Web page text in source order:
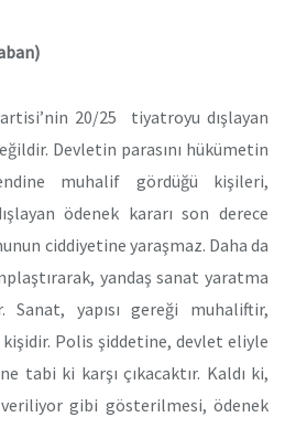
20/25 tiyatroyu dışlayan
Devletin parasını hükümetin
muhalif gördüğü kişileri,
ödenek kararı son derece
ciddiyetine yaraşmaz. Daha da
yandaş sanat yaratma
Sanat, yapısı gereği muhaliftir,
Polis şiddetine, devlet eliyle
tabi ki karşı çıkacaktır. Kaldı ki,
gibi gösterilmesi, ödenek